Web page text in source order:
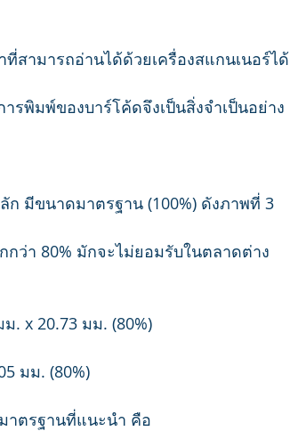
สามารถอ่านได้ด้วยเครื่องสแกนเนอร์ได้
พิมพ์ของบาร์โค้ดจึงเป็นสิ่งจำเป็นอย่าง
มีขนาดมาตรฐาน (100%) ดังภาพที่ 3
กว่า 80% มักจะไม่ยอมรับในตลาดต่าง
มม. x 20.73 มม. (80%)
มม. (80%)
าตรฐานที่แนะนำ คือ